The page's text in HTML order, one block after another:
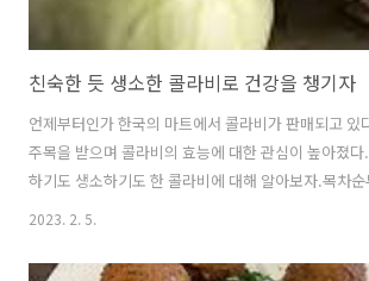
친숙한 듯 생소한 콜라비로 건강을 챙기자
언제부터인가 한국의 마트에서 콜라비가 판매되고 있
주목을 받으며 콜라비의 효능에 대한 관심이 높아졌
하기도 생소하기도 한 콜라비에 대해 알아보자.목차
같기도 한 콜라비에 대해 알아보자의외로 많은 콜라비
3가지 방법순무 같기도 양배추같기도 한 콜라비에 대
2023. 2. 5.